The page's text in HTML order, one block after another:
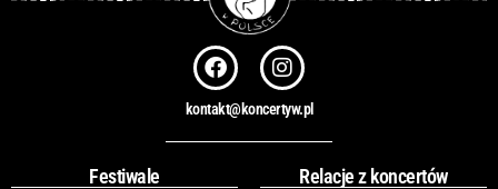
F
a
c
e
b
I
n
s
t
a
kontakt@koncertyw.pl
Festiwale
Relacje z koncertów